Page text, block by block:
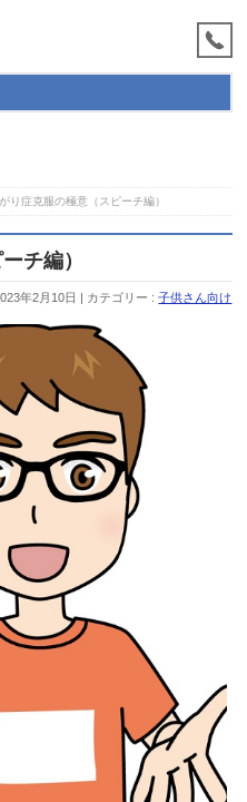
り症克服の極意（スピーチ編）
チ編）
年2月10日 カテゴリー :子供さん向け